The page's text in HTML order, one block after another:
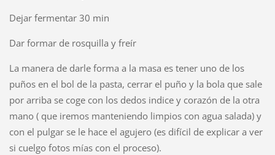
Dejar fermentar 30 min
Dar formar de rosquilla y freír
La manera de darle forma a la masa es tener uno de los
puños en el bol de la pasta, cerrar el puño y la bola que sale
por arriba se coge con los dedos indice y corazón de la otra
mano ( que iremos manteniendo limpios con agua salada) y
con el pulgar se le hace el agujero (es difícil de explicar a ver
si cuelgo fotos mías con el proceso).